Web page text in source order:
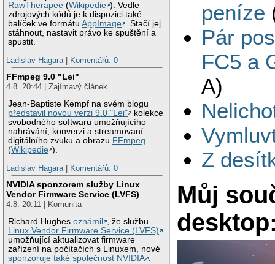
RawTherapee (Wikipedie ). Vedle
zdrojových kódů je k dispozici také
balíček ve formátuAppImage . Stačí jej
stáhnout, nastavit právo ke spuštění a
spustit.
Ladislav Hagara| Komentářů: 0
FFmpeg 9.0 "Lei"
4.8. 20:44 | Zajímavý článek
Jean-Baptiste Kempf na svém blogu
představil novou verzi 9.0 "Lei"
kolekce
svobodného softwaru umožňujícího
nahrávání, konverzi a streamovaní
digitálního zvuku a obrazu FFmpeg
(Wikipedie ).
Ladislav Hagara| Komentářů: 0
NVIDIA sponzorem služby Linux
Vendor Firmware Service (LVFS)
4.8. 20:11 | Komunita
Richard Hughesoznámil
, že službu
Linux Vendor Firmware Service (LVFS)
umožňující aktualizovat firmware
zařízení na počítačích s Linuxem, nově
sponzoruje také společnost NVIDIA .
peníze
Pár
FC5 a
A)
Z
Můj